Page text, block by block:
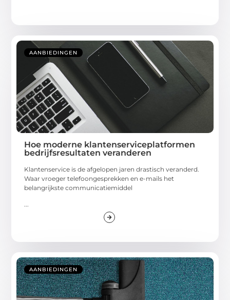
AANBIEDINGEN
Hoe moderne klantenserviceplatformen
bedrijfsresultaten veranderen
Klantenservice is de afgelopen jaren drastisch veranderd.
Waar vroeger telefoongesprekken en e-mails het
belangrijkste communicatiemiddel
...
AANBIEDINGEN